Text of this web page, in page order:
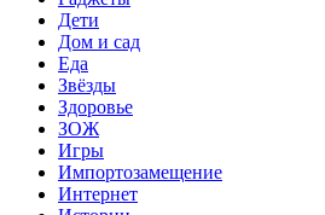
Дети
Дом и сад
Еда
Звёзды
Здоровье
ЗОЖ
Игры
Импортозамещение
Интернет